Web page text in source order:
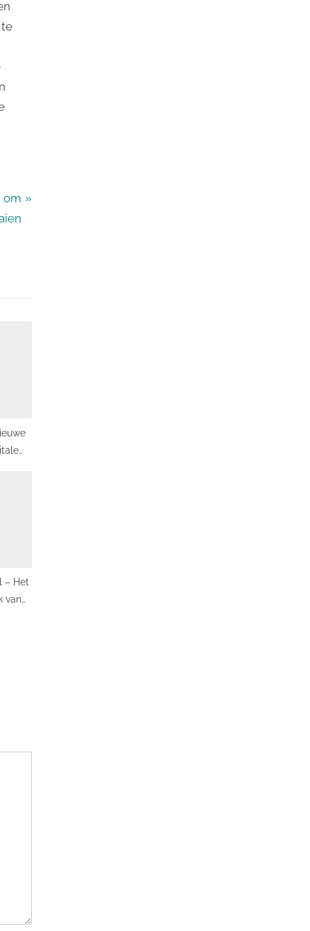
om
– Het
van